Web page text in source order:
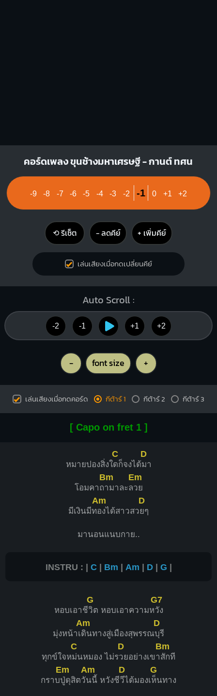
คอร์ดเพลง ขุนช้างมหาเศรษฐี - กานต์ ทศน
-9 -8 -7 -6 -5 -4 -3 -2 -1 0 +1 +2
⟲ รีเซ็ต − ลดคีย์ + เพิ่มคีย์
เล่นเสียงเมื่อกดเปลี่ยนคีย์
Auto Scroll :
-2 -1 +1 +2
- font size +
เล่นเสียงเมื่อกดคอร์ด กีต้าร์ 1 กีต้าร์ 2 กีต้าร์ 3
[ Capo on fret 1 ]
หมายปองสิ่งใ
C
ดก็จงได้
D
มา
โอมคาถ
Bm
ามาละล
Em
วย
มีเงินมีท
Am
องได้สาวสว
D
ยๆ
มานอนแนบกาย..
INSTRU : | C | Bm | Am | D| G |
หอบเอาชี
G
วิต หอบเอาความห
G7
วัง
มุ่งหน้าเ
Am
ดินทางสู่เมืองสุพรรณ
D
บุรี
ทุกข์ใจห
C
ม่นหมอง ไม่ร
D
วยอย่างเขา
Bm
สักที
กราบ
Em
ปู่ดุสิตวั
Am
นนี้ หวังชี
D
วีได้มองเ
G
ห็นทาง